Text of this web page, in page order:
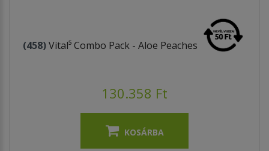
(458)Vital⁵ Combo Pack - Aloe Peaches
130.358 Ft
KOSÁRBA